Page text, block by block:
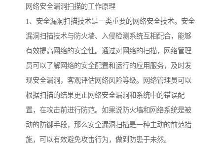
网络安全漏洞扫描的工作原理
1、安全漏洞扫描技术是一类重要的网络安全技术。安全
漏洞扫描技术与防火墙、入侵检测系统互相配合，能够
有效提高网络的安全性。通过对网络的扫描，网络管理
员可以了解网络的安全配置和运行的应用服务，及时发
现安全漏洞，客观评估网络风险等级。网络管理员可以
根据扫描的结果更正网络安全漏洞和系统中的错误配
置，在攻击前进行防范。如果说防火墙和网络系统是被
动的防御手段，那么安全漏洞扫描是一种主动的前范措
施，可以有效避免攻击行为，做到防患于未然。